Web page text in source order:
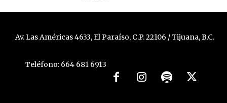
Av. Las Américas 4633, El Paraíso, C.P. 22106 / Tijuana, B.C.
Teléfono: 664 681 6913